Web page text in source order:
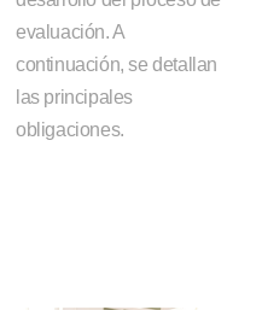
evaluación. A
continuación, se detallan
las principales
obligaciones.